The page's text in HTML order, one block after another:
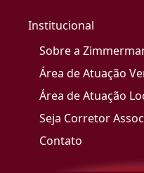
Institucional
Sobre a
Área de Atuação
Área de Atuação
Seja Corretor
Contato